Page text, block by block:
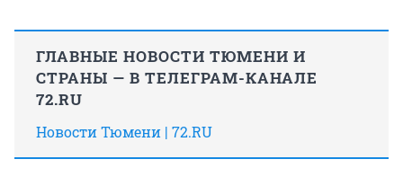
ГЛАВНЫЕ НОВОСТИ ТЮМЕНИ И
СТРАНЫ — В ТЕЛЕГРАМ-КАНАЛЕ
72.RU
Новости Тюмени | 72.RU